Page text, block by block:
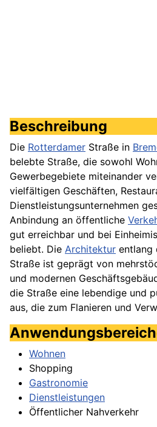
Beschreibung
Die Rotterdamer Straße in
belebte Straße, die sowohl
Gewerbegebiete miteinander
vielfältigen Geschäften,
Dienstleistungsunternehmen
Anbindung an öffentliche
gut erreichbar und bei
beliebt. Die Architektur entlang
Straße ist geprägt von
und modernen
die Straße eine lebendige und
aus, die zum Flanieren und
Wohnen
Shopping
Gastronomie
Dienstleistungen
Öffentlicher Nahverkehr